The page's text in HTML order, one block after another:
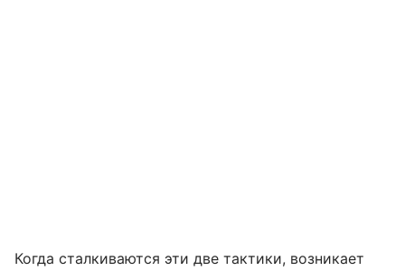
Когда сталкиваются эти две тактики, возникает